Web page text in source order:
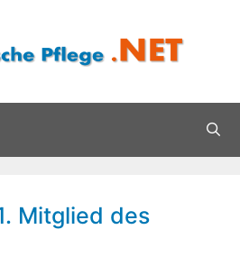
Mitglied des